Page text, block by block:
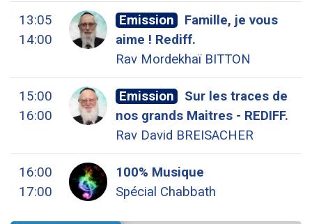
13:05
14:00
Emission
Famille, je vous
aime ! Rediff.
Rav Mordekhaï BITTON
15:00
16:00
Emission
Sur les traces de
nos grands Maitres - REDIFF.
Rav David BREISACHER
16:00
17:00
100% Musique
Spécial Chabbath